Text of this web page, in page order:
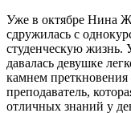
Уже в октябре Нина
сдружилась с
студенческую жизнь.
давалась девушке
камнем преткновения
преподаватель,
отличных знаний у